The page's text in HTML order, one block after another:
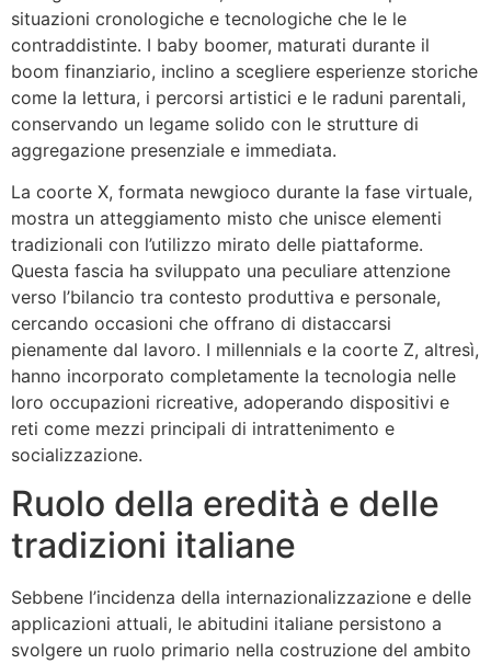
situazioni cronologiche e tecnologiche che le le
contraddistinte. I baby boomer, maturati durante il
boom finanziario, inclino a scegliere esperienze storiche
come la lettura, i percorsi artistici e le raduni parentali,
conservando un legame solido con le strutture di
aggregazione presenziale e immediata.
La coorte X, formata newgioco durante la fase virtuale,
mostra un atteggiamento misto che unisce elementi
tradizionali con l’utilizzo mirato delle piattaforme.
Questa fascia ha sviluppato una peculiare attenzione
verso l’bilancio tra contesto produttiva e personale,
cercando occasioni che offrano di distaccarsi
pienamente dal lavoro. I millennials e la coorte Z, altresì,
hanno incorporato completamente la tecnologia nelle
loro occupazioni ricreative, adoperando dispositivi e
reti come mezzi principali di intrattenimento e
socializzazione.
Ruolo della eredità e delle
tradizioni italiane
Sebbene l’incidenza della internazionalizzazione e delle
applicazioni attuali, le abitudini italiane persistono a
svolgere un ruolo primario nella costruzione del ambito